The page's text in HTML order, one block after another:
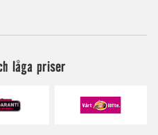
låga priser